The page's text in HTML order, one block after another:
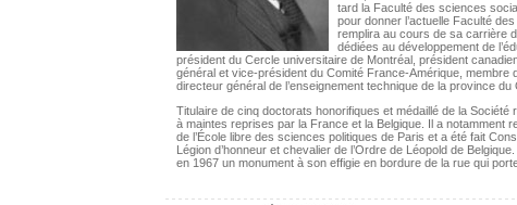
tard la Faculté des sciences
pour donner l’actuelle Faculté
remplira au cours de sa carrière
dédiées au développement de
président du Cercle universitaire de Montréal, président
général et vice-président du Comité France-Amérique, membre
directeur général de l’enseignement technique de la province du
Titulaire de cinq doctorats honorifiques et médaillé de la
à maintes reprises par la France et la Belgique. Il a notamment
de l’École libre des sciences politiques de Paris et a été fait
Légion d’honneur et chevalier de l’Ordre de Léopold de
en 1967 un monument à son effigie en bordure de la rue qui